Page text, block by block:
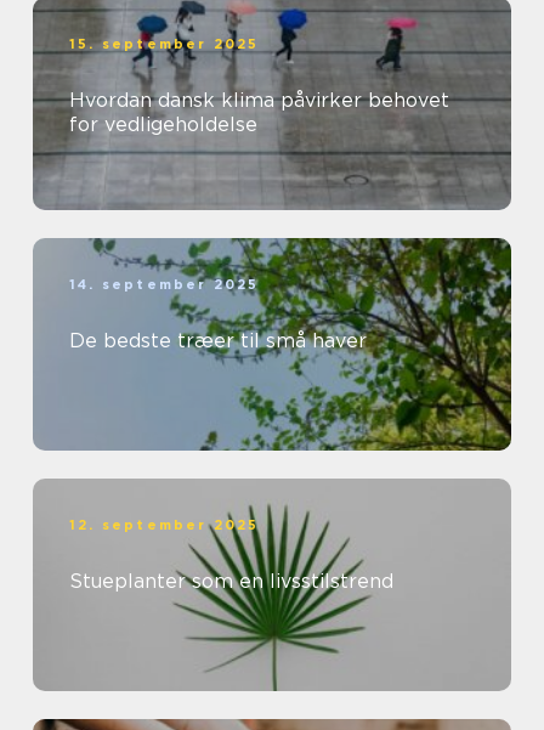
15. september 2025
Hvordan dansk klima påvirker behovet
for vedligeholdelse
14. september 2025
De bedste træer til små haver
12. september 2025
Stueplanter som en livsstilstrend